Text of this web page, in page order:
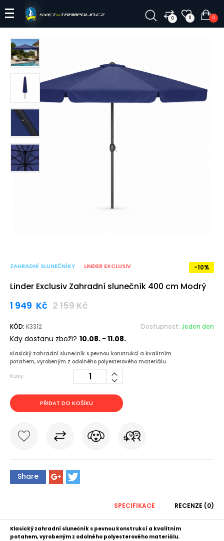
0 0 0
ZAHRADNÍ SLUNEČNÍKY LINDER EXCLUSIV -10%
Linder Exclusiv Zahradní slunečník 400 cm Modrý
1 949 Kč 2 159Kč
KÓD: K3312 Dostupnost: Jeden den
Kdy dostanu zboží? 10.08. - 11.08.
Klasický zahradní slunečník s pevnou konstrukcí a kvalitním
potahem, vyrobeným z odolného polyesterového materiálu.
Kusy
PŘIDAT DO KOŠÍKU
Share
SPECIFIKACE RECENZE (0)
Klasický zahradní slunečník s pevnou konstrukcí a kvalitním
potahem, vyrobeným z odolného polyesterového materiálu.